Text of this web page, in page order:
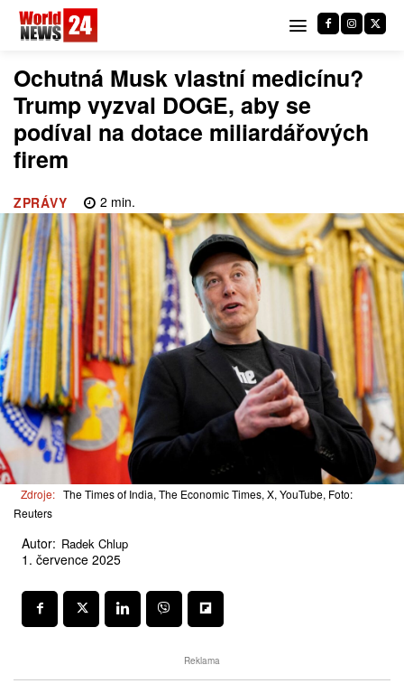
Ochutná Musk vlastní medicínu?
Trump vyzval DOGE, aby se
podíval na dotace miliardářových
firem
ZPRÁVY 2 min.
Zdroje: The Times of India, The Economic Times, X, YouTube, Foto:
Reuters
Autor: Radek Chlup
1. července 2025
Reklama